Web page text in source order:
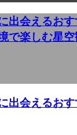
出会えるお
で楽しむ星
出会えるお